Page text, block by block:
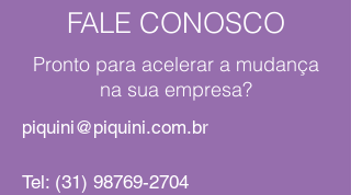
WhatsApp corporativo
traz risco reputacional
FALE CONOSCO
Pronto para acelerar a mudança
na sua empresa?
piquini@piquini.com.br
Tel: (31) 98769-2704